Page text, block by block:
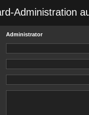
Administration
Administrator